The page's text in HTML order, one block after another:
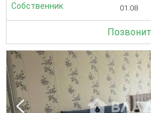
Собственник 01.08